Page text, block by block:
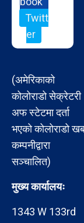
Twitt
er
(अमेरिकाको
कोलोराडो सेक्रेटरी
अफ स्टेटमा दर्ता
भएको कोलोराडो
कम्पनीद्वारा
सञ्चालित)
मुख्य कार्यालयः
1343 W 133rd